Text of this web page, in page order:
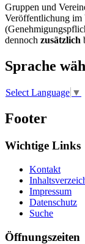
Gruppen und
Veröffentlichung im
dennoch zusätzlich
Sprache
Select Language ▼
Footer
Wichtige Links
Kontakt
Impressum
Datenschutz
Suche
Öffnungszeiten